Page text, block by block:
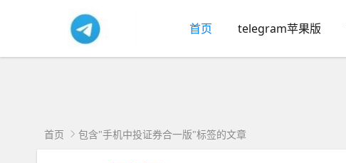
首页 telegram苹果版
首页 包含"手机中投证券合一版"标签的文章